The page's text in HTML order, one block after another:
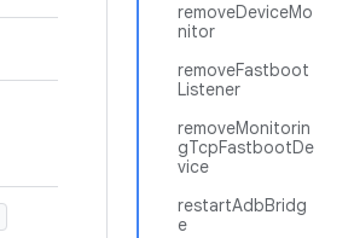
removeDeviceMo
nitor
removeFastboot
Listener
removeMonitorin
gTcpFastbootDe
vice
restartAdbBridg
e